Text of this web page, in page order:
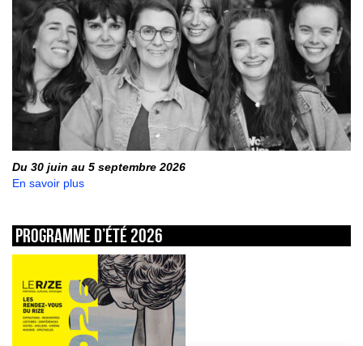
Du 30 juin au 5 septembre 2026
En savoir plus
Programme d’été 2026